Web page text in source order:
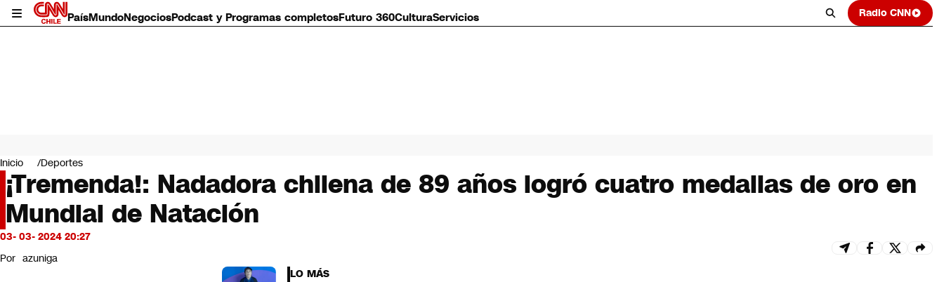
PaísMundoNegociosPodcast y Programas completosFuturo 360CulturaServicios Radio CNN
Mundo
Negocios
Deportes
Programas completos
Cultura
Servicios
CNN Data
Inicio Deportes
¡Tremenda!: Nadadora chilena de 89 años logró cuatro medallas de oro en
Mundial de Natación
03- 03- 2024 20:27
Por azuniga
LO MÁS